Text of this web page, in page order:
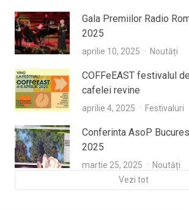
Gala Premiilor Radio
2025
aprilie 10, 2025 Noutăți
COFFeEAST festivalul
cafelei revine
aprilie 4, 2025 Festivaluri
Conferinta AsoP
2025
martie 25, 2025
Noutăți
Vezi tot